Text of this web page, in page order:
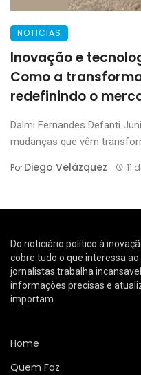
NOTICIAS
Inovação e
Como a
redefinindo o
Dalmi Fernandes Defanti
mudanças que vêm
PorDiego Velázquez 11
Do noticiário político à
cobre tudo o que interessa
jornalistas trabalha
informações precisas e
importam.
Home
Quem Faz